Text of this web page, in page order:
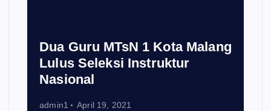
Dua Guru MTsN 1 Kota Malang
Lulus Seleksi Instruktur
Nasional
admin1 April 19, 2021